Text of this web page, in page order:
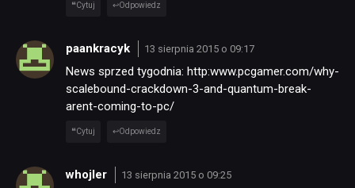
Cytuj Odpowiedz
paankracyk 13 sierpnia 2015 o 09:17
News sprzed tygodnia: http:www.pcgamer.com/why-
scalebound-crackdown-3-and-quantum-break-
arent-coming-to-pc/
Cytuj Odpowiedz
whojler 13 sierpnia 2015 o 09:25